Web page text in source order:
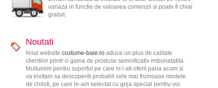
variaza in functie de valoarea comenzii si poate fi chiar
gratuit.
Noutati
Noul website costume-baie.roaduce un plus de calitate
clientilor printr-o gama de produse semnificativ imbunatatita.
Multumim pentru suportul pe care ni l-ati oferit pana acum si
va invitam sa descoperiti probabil cele mai frumoase modele
de chiloti, pe care le-am selectat cu grija special pentru voi.